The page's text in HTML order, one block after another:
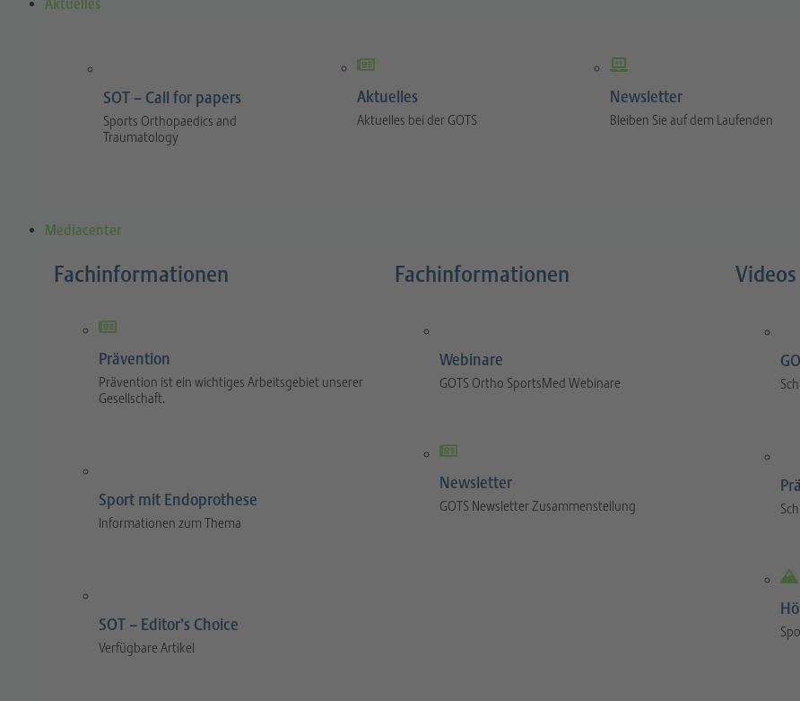
Aktuelles
SOT – Call for papers
Sports Orthopaedics and
Traumatology
Aktuelles
Aktuelles bei der GOTS
Newsletter
Bleiben Sie auf dem Laufenden
Mediacenter
Fachinformationen
Prävention
Prävention ist ein wichtiges Arbeitsgebiet unserer
Gesellschaft.
Sport mit Endoprothese
Informationen zum Thema
SOT – Editor’s Choice
Verfügbare Artikel
Fachinformationen
Webinare
GOTS Ortho SportsMed Webinare
Newsletter
GOTS Newsletter Zusammenstellung
Videos